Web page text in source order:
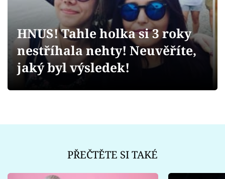
Videa
Sledujte prima+
Přihlášení
HNUS! Tahle holka si 3 roky
nestříhala nehty! Neuvěříte,
jaký byl výsledek!
PŘEČTĚTE SI TAKÉ